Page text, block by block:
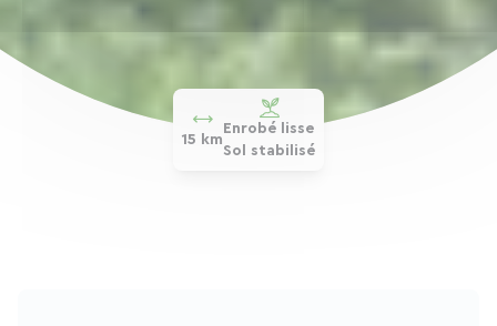
15 km
Enrobé lisse
Sol stabilisé